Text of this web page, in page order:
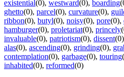
existential(0), westward(0), boarding
ghetto(0), parcel(0), curvature(0),
ribbon(0), butyl(0), noisy(0), pore(0),
hamburger(0), proletariat(0), princely
invaluable(0), patriotism(0), dissent(0)
alas(0), ascending(0), grinding(0),
contemplation(0), garbage(0), touring
inhabited(0), reformed(0)